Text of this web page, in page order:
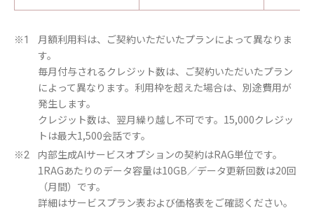
※1
月額利用料は、ご契約いただいたプランによって異なりま
す。
毎月付与されるクレジット数は、ご契約いただいたプラン
によって異なります。利用枠を超えた場合は、別途費用が
発生します。
クレジット数は、翌月繰り越し不可です。15,000クレジッ
トは最大1,500会話です。
※2
内部生成AIサービスオプションの契約はRAG単位です。
1RAGあたりのデータ容量は10GB／データ更新回数は20回
（月間）です。
詳細はサービスプラン表および価格表をご確認ください。